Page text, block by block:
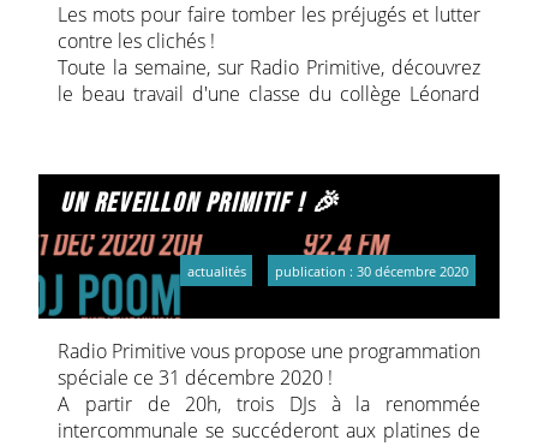
Les mots pour faire tomber les préjugés et lutter
contre les clichés !
Toute la semaine, sur Radio Primitive, découvrez
le beau travail d'une classe du collège Léonard
proposé par le Département de la Marne, ces
élèves de 3ème ont travaillé avec une
femmes et les hommes et des droits des
femmes. Ils sont écrit des scénettes qu'ils
interprètent au micro de Radio Primitive. C'est à
un reveillon primitif ! 🎉
actualités publication : 30 décembre 2020
Radio Primitive vous propose une programmation
spéciale ce 31 décembre 2020 !
A partir de 20h, trois DJs à la renommée
intercommunale se succéderont aux platines de